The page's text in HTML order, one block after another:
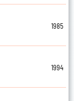
1985
1994